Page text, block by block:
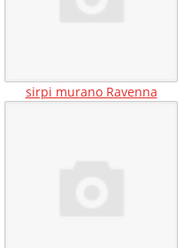
sirpi murano Ravenna